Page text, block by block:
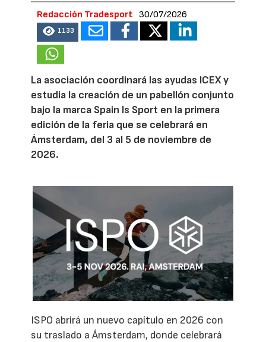
Redacción Tradesport 30/07/2026
1133
La asociación coordinará las ayudas ICEX y
estudia la creación de un pabellón conjunto
bajo la marca Spain Is Sport en la primera
edición de la feria que se celebrará en
Ámsterdam, del 3 al 5 de noviembre de
2026.
ISPO abrirá un nuevo capítulo en 2026 con
su traslado a Ámsterdam, donde celebrará